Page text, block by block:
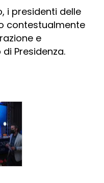
i presidenti delle
contestualmente
e
Presidenza.